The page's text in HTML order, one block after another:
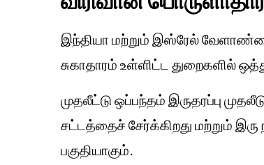
இந்தியா மற்றும் இஸ்ரேல்
சுகாதாரம் உள்ளிட்ட துறைகளில்
முதலீட்டு ஒப்பந்தம் இருதரப்பு
சட்டத்தைச் சேர்க்கிறது மற்றும்
பகுதியாகும்.